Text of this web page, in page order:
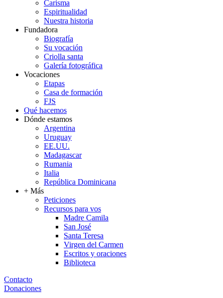
Carisma
Espiritualidad
Nuestra historia
Fundadora
Biografía
Su vocación
Criolla santa
Galería fotográfica
Vocaciones
Etapas
Casa de formación
FJS
Qué hacemos
Dónde estamos
Argentina
Uruguay
EE.UU.
Madagascar
Rumania
Italia
República Dominicana
+ Más
Peticiones
Recursos para vos
Madre Camila
San José
Santa Teresa
Virgen del Carmen
Escritos y oraciones
Biblioteca
Contacto
Donaciones